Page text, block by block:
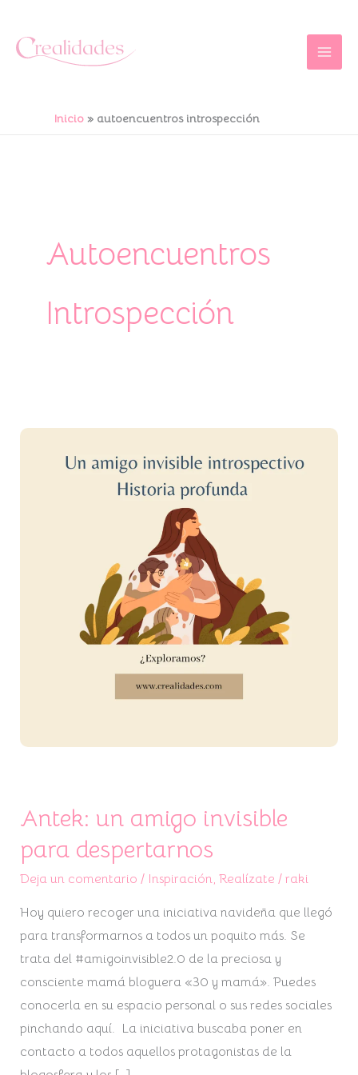
contenido
Inicio autoencuentros introspección
Autoencuentros
Introspección
Antek: un amigo invisible
para despertarnos
Deja un comentario / Inspiración, Realízate / raki
Hoy quiero recoger una iniciativa navideña que llegó
para transformarnos a todos un poquito más. Se
trata del #amigoinvisible2.0 de la preciosa y
consciente mamá bloguera «30 y mamá». Puedes
conocerla en su espacio personal o sus redes sociales
pinchando aquí. La iniciativa buscaba poner en
contacto a todos aquellos protagonistas de la
un